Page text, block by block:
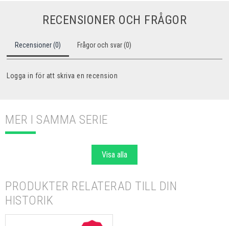
RECENSIONER OCH FRÅGOR
Recensioner (0) Frågor och svar (0)
Logga in för att skriva en recension
MER I SAMMA SERIE
Visa alla
PRODUKTER RELATERAD TILL DIN
HISTORIK